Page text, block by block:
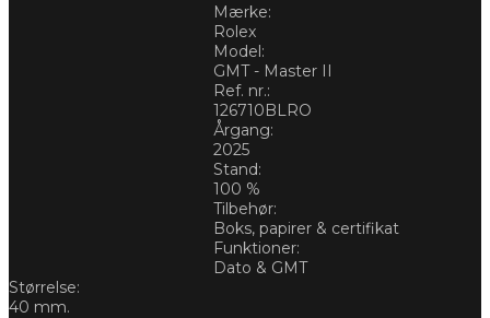
Mærke:
Rolex
Model:
GMT - Master II
Ref. nr.:
126710BLRO
Årgang:
2025
Stand:
100 %
Tilbehør:
Boks, papirer & certifikat
Funktioner:
Dato & GMT
Størrelse:
40 mm.